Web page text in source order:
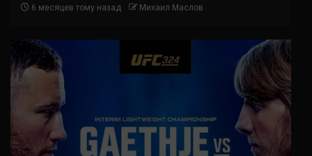
6 месяцев тому назад Михаил Маслов